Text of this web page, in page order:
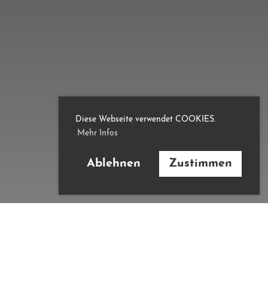
Diese Webseite verwendet COOKIES.
Mehr Infos
Ablehnen Zustimmen